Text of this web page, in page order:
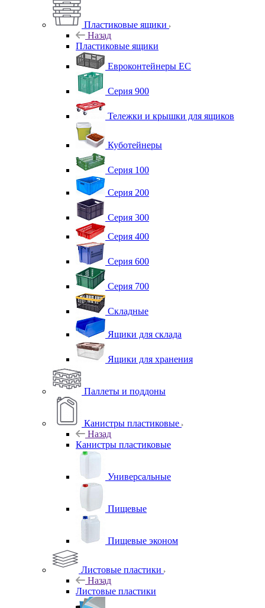
Пластиковые ящики
Назад
Пластиковые ящики
Евроконтейнеры ЕС
Серия 900
Тележки и крышки для ящиков
Куботейнеры
Серия 100
Серия 200
Серия 300
Серия 400
Серия 600
Серия 700
Складные
Ящики для склада
Ящики для хранения
Паллеты и поддоны
Канистры пластиковые
Назад
Канистры пластиковые
Универсальные
Пищевые
Пищевые эконом
Листовые пластики
Назад
Листовые пластики